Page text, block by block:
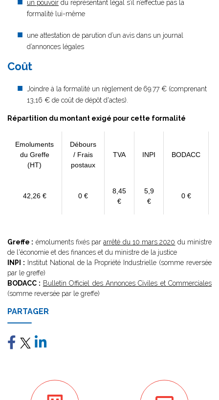
un pouvoir du représentant légal s’il n’effectue pas la
formalité lui-même
une attestation de parution d’un avis dans un journal
d’annonces légales
Coût
Joindre à la formalité un règlement de 69.77 € (comprenant
13,16 € de coût de dépôt d'actes).
Répartition du montant exigé pour cette formalité
Emoluments
du Greffe
(HT)
Débours
/ Frais
postaux
TVA INPI BODACC
42,26 € 0 €
8,45
€
5,9
€
0 €
Greffe : émoluments fixés pararrêté du 10 mars 2020 du ministre
de l'économie et des finances et du ministre de la justice
INPI : Institut National de la Propriété Industrielle (somme reversée
par le greffe)
BODACC : Bulletin Officiel des Annonces Civiles et Commerciales
(somme reversée par le greffe)
PARTAGER